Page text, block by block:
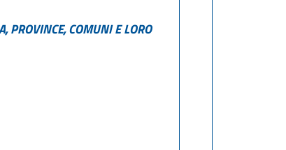
PROVINCE, COMUNI E LORO